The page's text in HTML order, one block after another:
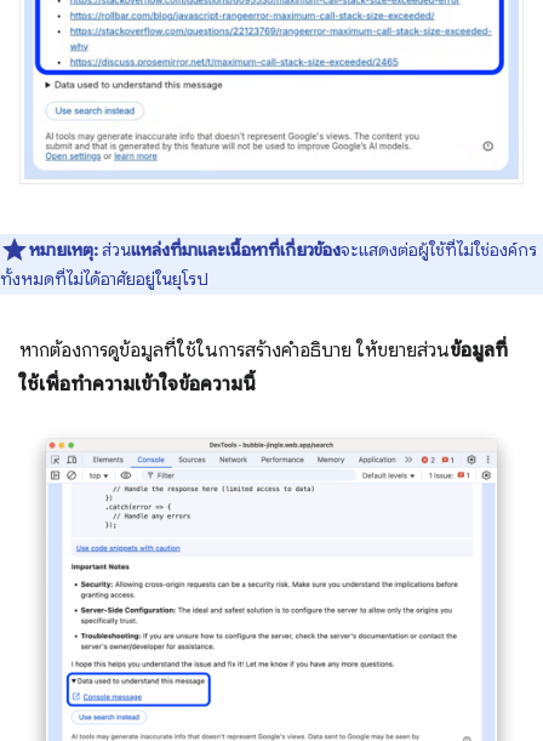
หมายเหตุ:ส่วนแหล่งที่มาและเนื้อหาที่เกี่ยวข้องจะแสดงต่อผู้ใช้ที่ไม่ใช่องค์กร
ทั้งหมดที่ไม่ได้อาศัยอยู่ในยุโรป
หากต้องการดูข้อมูลที่ใช้ในการสร้างคำอธิบาย ให้ขยายส่วนข้อมูลที่
ใช้เพื่อทำความเข้าใจข้อความนี้